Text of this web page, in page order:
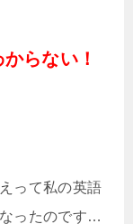
らない！
って私の英語
ったのです…